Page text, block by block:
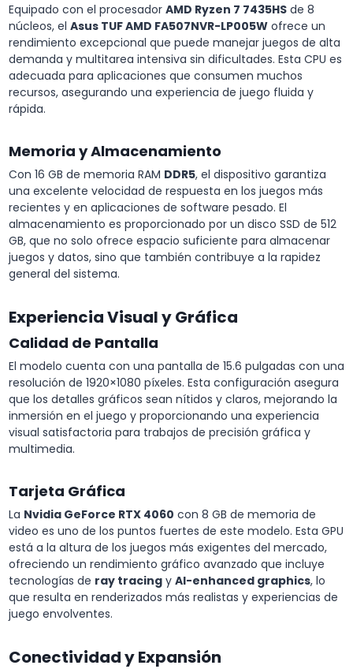
Equipado con el procesador AMD Ryzen 7 7435HS de 8
núcleos, el Asus TUF AMD FA507NVR-LP005W ofrece un
rendimiento excepcional que puede manejar juegos de alta
demanda y multitarea intensiva sin dificultades. Esta CPU es
adecuada para aplicaciones que consumen muchos
recursos, asegurando una experiencia de juego fluida y
rápida.
Memoria y Almacenamiento
Con 16 GB de memoria RAM DDR5, el dispositivo garantiza
una excelente velocidad de respuesta en los juegos más
recientes y en aplicaciones de software pesado. El
almacenamiento es proporcionado por un disco SSD de 512
GB, que no solo ofrece espacio suficiente para almacenar
juegos y datos, sino que también contribuye a la rapidez
general del sistema.
Experiencia Visual y Gráfica
Calidad de Pantalla
El modelo cuenta con una pantalla de 15.6 pulgadas con una
resolución de 1920×1080 píxeles. Esta configuración asegura
que los detalles gráficos sean nítidos y claros, mejorando la
inmersión en el juego y proporcionando una experiencia
visual satisfactoria para trabajos de precisión gráfica y
multimedia.
Tarjeta Gráfica
La Nvidia GeForce RTX 4060 con 8 GB de memoria de
video es uno de los puntos fuertes de este modelo. Esta GPU
está a la altura de los juegos más exigentes del mercado,
ofreciendo un rendimiento gráfico avanzado que incluye
tecnologías de ray tracing y AI-enhanced graphics, lo
que resulta en renderizados más realistas y experiencias de
juego envolventes.
Conectividad y Expansión